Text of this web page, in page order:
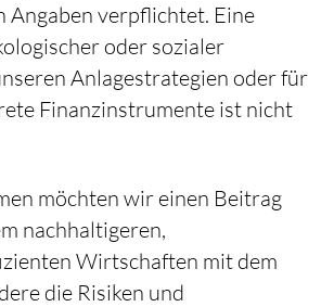
Angaben verpflichtet. Eine
oder sozialer
Anlagestrategien oder für
Finanzinstrumente ist nicht
möchten wir einen Beitrag
nachhaltigeren,
Wirtschaften mit dem
die Risiken und